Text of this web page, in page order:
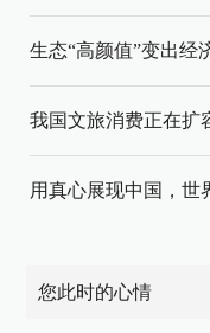
生态“高颜值”变出经
我国文旅消费正在扩
用真心展现中国，世
您此时的心情